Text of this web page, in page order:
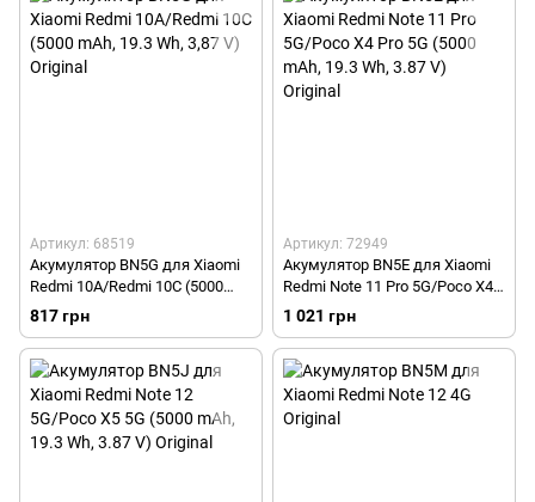
Артикул: 68519
Акумулятор BN5G для Xiaomi
Redmi 10A/Redmi 10C (5000
mAh, 19.3 Wh, 3,87 V) Original
817 грн
Артикул: 72949
Акумулятор BN5E для Xiaomi
Redmi Note 11 Pro 5G/Poco X4
Pro 5G (5000 mAh, 19.3 Wh, 3.87
V) Original
1 021 грн